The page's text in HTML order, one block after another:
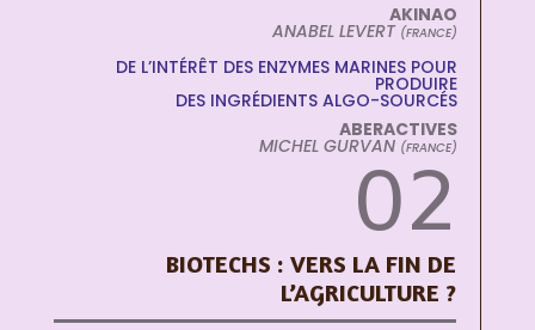
AKINAO
ANABEL LEVERT (FRANCE)
DE L’INTÉRÊT DES ENZYMES MARINES POUR
PRODUIRE
DES INGRÉDIENTS ALGO-SOURCÉS
ABERACTIVES
MICHEL GURVAN (FRANCE)
02
BIOTECHS : VERS LA FIN DE
L’AGRICULTURE ?